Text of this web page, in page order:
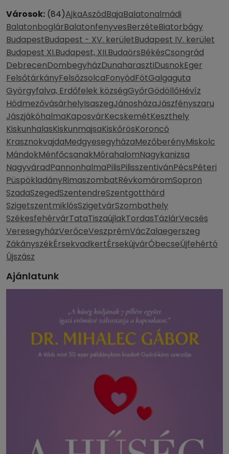
Városok: (84)AjkaAszódBajaBalatonalmádi
BalatonboglárBalatonfenyvesBerzéteBiatorbágy
BudapestBudapest - XV. kerületBudapest IV. kerület
Budapest XI.Budapest, XII.BudaörsBékésCsongrád
DebrecenDombegyházDunaharasztiDusnokEger
FelsőtárkányFelsőzsolcaFonyódFótGalgaguta
Györgyfalva, Erdőfelek községGyőrGödöllőHévíz
HódmezővásárhelyIsaszegJánosházaJászfényszaru
JászjákóhalmaKaposvárKecskemétKeszthely
KiskunhalasKiskunmajsaKiskőrösKoroncó
KrasznokvajdaMedgyesegyházaMezőberényMiskolc
MándokMénfőcsanakMórahalomNagykanizsa
NagyváradPannonhalmaPilisPilisszentivánPécsPéteri
PüspökladányRimaszombatRévkomáromSopron
SzadaSzegedSzentendreSzentgotthárd
SzigetszentmiklósSzigetvárSzombathely
SzékesfehérvárTataTiszaújlakTordasTázlárVecsés
VeresegyházVerőceVeszprémVácZalaegerszeg
ZákányszékÉrsekvadkertÉrsekújvárÓbecseÚjfehértó
Újszász
Ajánlatunk